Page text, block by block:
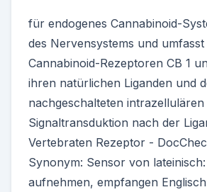
für endogenes Cannabinoid-
des Nervensystems und umfasst
Cannabinoid-Rezeptoren CB 1
ihren natürlichen Liganden und
nachgeschalteten intrazellulären
Signaltransduktion nach der
Vertebraten Rezeptor -
Synonym: Sensor von
aufnehmen, empfangen